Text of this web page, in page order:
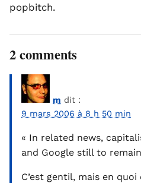
popbitch.
2 comments
m dit :
9 mars 2006 à 8 h 50 min
« In related news,
and Google still to
C’est gentil, mais en